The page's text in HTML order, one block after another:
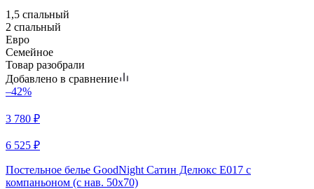
1,5 спальный
2 спальный
Евро
Семейное
Товар разобрали
Добавлено в сравнение
–42%
3 780 ₽
6 525 ₽
Постельное белье GoodNight Сатин Делюкс E017 с
компаньоном (с нав. 50х70)